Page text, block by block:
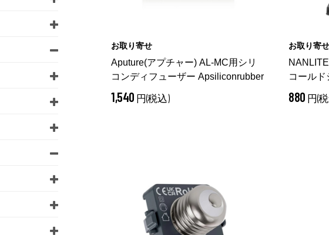
お取り寄せ
Aputure(アプチャー) AL-MC用シリ
コンディフューザー Apsiliconrubber
1,540 円(税込)
お取り寄せ
コール
ネジ付き
880 円(